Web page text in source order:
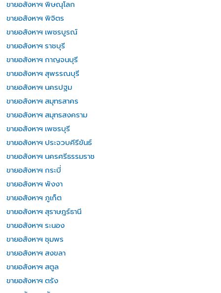
ขายอสังหาฯ พิษณุโลก
ขายอสังหาฯ พิจิตร
ขายอสังหาฯ เพชรบูรณ์
ขายอสังหาฯ ราชบุรี
ขายอสังหาฯ กาญจนบุรี
ขายอสังหาฯ สุพรรณบุรี
ขายอสังหาฯ นครปฐม
ขายอสังหาฯ สมุทรสาคร
ขายอสังหาฯ สมุทรสงคราม
ขายอสังหาฯ เพชรบุรี
ขายอสังหาฯ ประจวบคีรีขันธ์
ขายอสังหาฯ นครศรีธรรมราช
ขายอสังหาฯ กระบี่
ขายอสังหาฯ พังงา
ขายอสังหาฯ ภูเก็ต
ขายอสังหาฯ สุราษฎร์ธานี
ขายอสังหาฯ ระนอง
ขายอสังหาฯ ชุมพร
ขายอสังหาฯ สงขลา
ขายอสังหาฯ สตูล
ขายอสังหาฯ ตรัง